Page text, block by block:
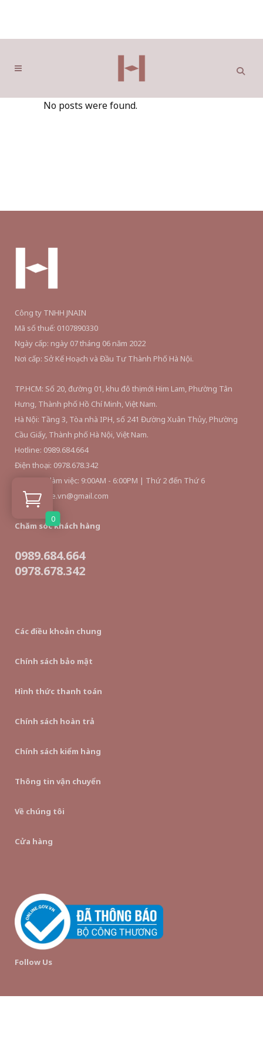
No posts were found.
Công ty TNHH JNAIN
Mã số thuế: 0107890330
Ngày cấp: ngày 07 tháng 06 năm 2022
Nơi cấp: Sở Kế Hoạch và Đầu Tư Thành Phố Hà Nội.
TP.HCM: Số 20, đường 01, khu đô thị mới Him Lam, Phường Tân
Hưng, Thành phố Hồ Chí Minh, Việt Nam.
Hà Nội: Tầng 3, Tòa nhà IPH, số 241 Đường Xuân Thủy, Phường
Cầu Giấy, Thành phố Hà Nội, Việt Nam.
Hotline: 0989.684.664
Điện thoại: 0978.678.342
Thời gian làm việc: 9:00AM - 6:00PM | Thứ 2 đến Thứ 6
Email: hince.vn@gmail.com
Chăm sóc khách hàng
0989.684.664
0978.678.342
Các điều khoản chung
Chính sách bảo mật
Hình thức thanh toán
Chính sách hoàn trả
Chính sách kiểm hàng
Thông tin vận chuyển
Về chúng tôi
Cửa hàng
Follow Us
0